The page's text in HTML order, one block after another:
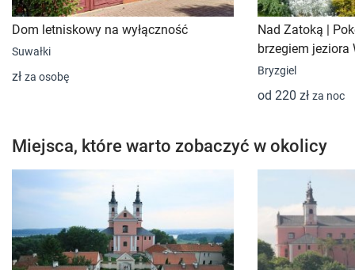
Dom letniskowy na wyłączność
Suwałki
zł za osobę
Nad Zatoką |
brzegiem jeziora
Bryzgiel
od 220 zł za noc
Miejsca, które warto zobaczyć w okolicy